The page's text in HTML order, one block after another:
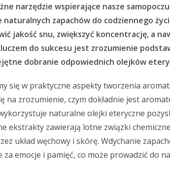
narzędzie wspierające nasze
naturalnych zapachów do codziennego
jakość snu, zwiększyć koncentrację, a
do sukcesu jest zrozumienie
dobranie odpowiednich olejków
się w praktyczne aspekty tworzenia
na zrozumienie, czym dokładnie jest
naturalne olejki eteryczne
ekstrakty zawierają lotne związki
układ węchowy i skórę. Wdychanie
za emocje i pamięć, co może prowadzić do